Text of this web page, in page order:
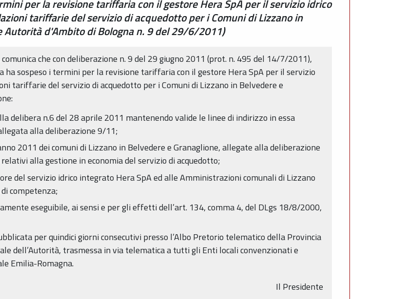
per la revisione tariffaria con il gestore Hera SpA per il servizio idrico
tariffarie del servizio di acquedotto per i Comuni di Lizzano in
Autorità d'Ambito di Bologna n. 9 del 29/6/2011)
che con deliberazione n. 9 del 29 giugno 2011 (prot. n. 495 del 14/7/2011),
ha sospeso i termini per la revisione tariffaria con il gestore Hera SpA per il servizio
tariffarie del servizio di acquedotto per i Comuni di Lizzano in Belvedere e
delibera n.6 del 28 aprile 2011 mantenendo valide le linee di indirizzo in essa
alla deliberazione 9/11;
2011 dei comuni di Lizzano in Belvedere e Granaglione, allegate alla deliberazione
alla gestione in economia del servizio di acquedotto;
del servizio idrico integrato Hera SpA ed alle Amministrazioni comunali di Lizzano
competenza;
eseguibile, ai sensi e per gli effetti dell’art. 134, comma 4, del DLgs 18/8/2000,
per quindici giorni consecutivi presso l’Albo Pretorio telematico della Provincia
dell’Autorità, trasmessa in via telematica a tutti gli Enti locali convenzionati e
Emilia-Romagna.
Il Presidente